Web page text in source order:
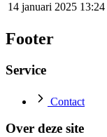
14 januari 2025 13:24
Footer
Service
Contact
Over deze site